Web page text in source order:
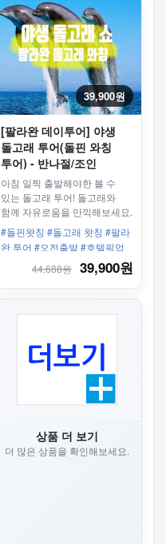
39,900원
[팔라완 데이투어] 야생
돌고래 투어(돌핀 와칭
투어) - 반나절/조인
아침 일찍 출발해야한 볼 수
있는 돌고래 투어! 돌고래와
함께 자유로움을 만끽해보세요.
오직 4월~10월만 볼수
있습니다.
#돌핀왓칭 #돌고래 왓칭 #팔라
완 투어 #오전출발 #호텔픽업
샌딩 #방카보트 #조인투어
44,688원 39,900원
상품 더 보기
더 많은 상품을 확인해보세요.